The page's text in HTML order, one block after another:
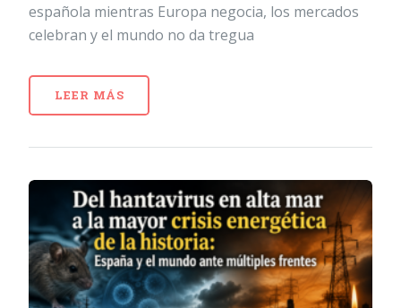
española mientras Europa negocia, los mercados
celebran y el mundo no da tregua
LEER MÁS